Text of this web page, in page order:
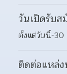
วันเปิดรับส
ตั้งแต่วันนี้-30
ติดต่อแหล่